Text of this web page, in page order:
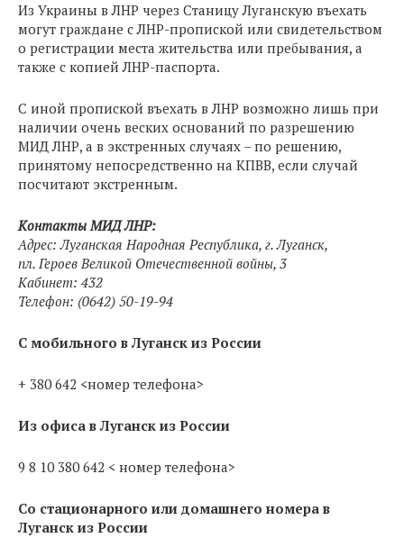
Из Украины в ЛНР через Станицу Луганскую въехать
могут граждане с ЛНР-пропиской или свидетельством
о регистрации места жительства или пребывания, а
также с копией ЛНР-паспорта.
С иной пропиской въехать в ЛНР возможно лишь при
наличии очень веских оснований по разрешению
МИД ЛНР, а в экстренных случаях – по решению,
принятому непосредственно на КПВВ, если случай
посчитают экстренным.
Контакты МИД ЛНР:
Адрес: Луганская Народная Республика, г. Луганск,
пл. Героев Великой Отечественной войны, 3
Кабинет: 432
Телефон: (0642) 50-19-94
C мобильного в Луганск из России
+ 380 642 <номер телефона>
Из офиса в Луганск из России
9 8 10 380 642 < номер телефона>
Со стационарного или домашнего номера в
Луганск из России